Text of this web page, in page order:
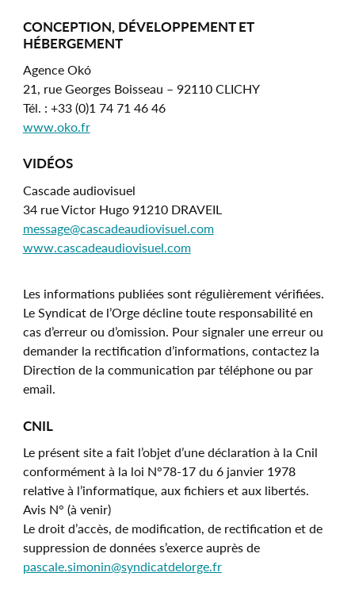
CONCEPTION, DÉVELOPPEMENT ET
HÉBERGEMENT
Agence Okó
21, rue Georges Boisseau – 92110 CLICHY
Tél. : +33 (0)1 74 71 46 46
www.oko.fr
VIDÉOS
Cascade audiovisuel
34 rue Victor Hugo 91210 DRAVEIL
message@cascadeaudiovisuel.com
www.cascadeaudiovisuel.com
Les informations publiées sont régulièrement vérifiées.
Le Syndicat de l’Orge décline toute responsabilité en
cas d’erreur ou d’omission. Pour signaler une erreur ou
demander la rectification d’informations, contactez la
Direction de la communication par téléphone ou par
email.
CNIL
Le présent site a fait l’objet d’une déclaration à la Cnil
conformément à la loi N°78-17 du 6 janvier 1978
relative à l’informatique, aux fichiers et aux libertés.
Avis N° (à venir)
Le droit d’accès, de modification, de rectification et de
suppression de données s’exerce auprès de
pascale.simonin@syndicatdelorge.fr